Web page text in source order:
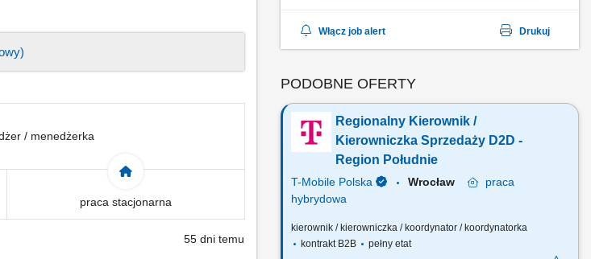
/ menedżerka
praca stacjonarna
55 dni temu
Włącz job alert Drukuj
PODOBNE OFERTY
Regionalny Kierownik /
Kierowniczka Sprzedaży D2D -
Region Południe
T-Mobile Polska Wrocław
praca
hybrydowa
kierownik / kierowniczka / koordynator / koordynatorka
kontrakt B2B
pełny etat